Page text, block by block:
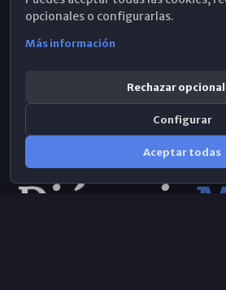
opcionales o configurarlas.
Más información
Rechazar
Configurar
Aceptar todas